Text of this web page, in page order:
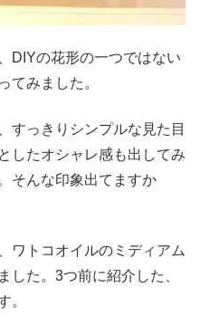
DIYの花形の一つではない
てみました。
すっきりシンプルな見た目
したオシャレ感も出してみ
そんな印象出てますか
ワトコオイルのミディアム
した。3つ前に紹介した、
。